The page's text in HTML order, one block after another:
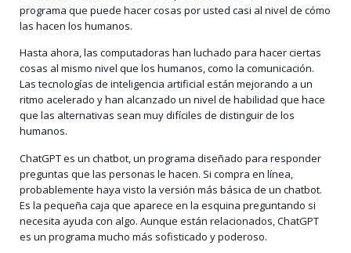
programa que puede hacer cosas por usted casi al nivel de cómo
las hacen los humanos.
Hasta ahora, las computadoras han luchado para hacer ciertas
cosas al mismo nivel que los humanos, como la comunicación.
Las tecnologías de inteligencia artificial están mejorando a un
ritmo acelerado y han alcanzado un nivel de habilidad que hace
que las alternativas sean muy difíciles de distinguir de los
humanos.
ChatGPT es un chatbot, un programa diseñado para responder
preguntas que las personas le hacen. Si compra en línea,
probablemente haya visto la versión más básica de un chatbot.
Es la pequeña caja que aparece en la esquina preguntando si
necesita ayuda con algo. Aunque están relacionados, ChatGPT
es un programa mucho más sofisticado y poderoso.